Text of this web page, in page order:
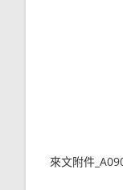
來文附件